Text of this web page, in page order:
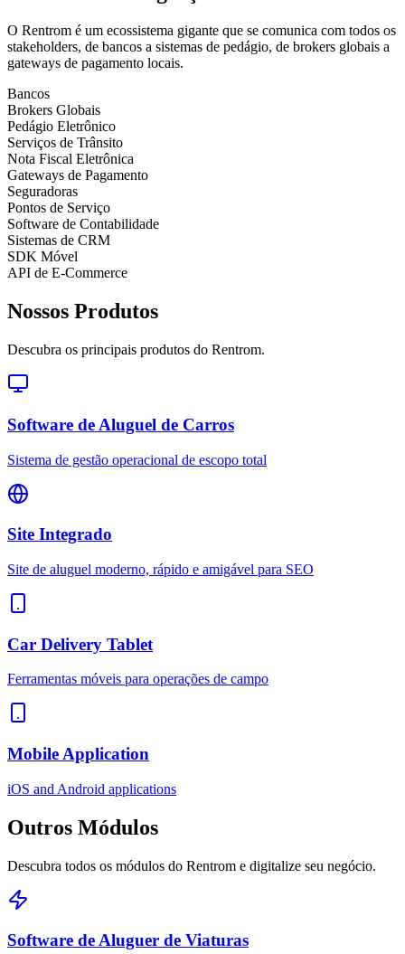
O Rentrom é um ecossistema gigante que se comunica com todos os
stakeholders, de bancos a sistemas de pedágio, de brokers globais a
gateways de pagamento locais.
Bancos
Brokers Globais
Pedágio Eletrônico
Serviços de Trânsito
Nota Fiscal Eletrônica
Gateways de Pagamento
Seguradoras
Pontos de Serviço
Software de Contabilidade
Sistemas de CRM
SDK Móvel
API de E-Commerce
Nossos Produtos
Descubra os principais produtos do Rentrom.
Software de Aluguel de Carros
Sistema de gestão operacional de escopo total
Site Integrado
Site de aluguel moderno, rápido e amigável para SEO
Car Delivery Tablet
Ferramentas móveis para operações de campo
Mobile Application
iOS and Android applications
Outros Módulos
Descubra todos os módulos do Rentrom e digitalize seu negócio.
Software de Aluguer de Viaturas